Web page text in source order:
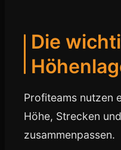
Die
Profiteams nutzen
Höhe, Strecken
zusammenpassen.